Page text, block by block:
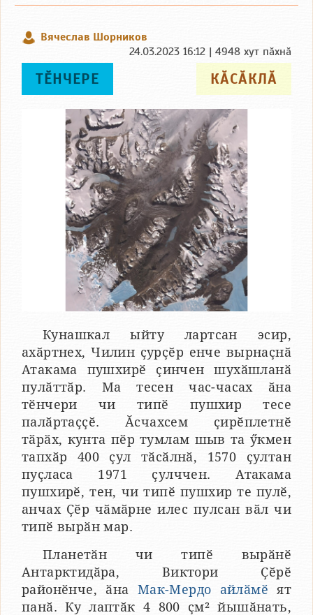
Вячеслав Шорников
24.03.2023 16:12 | 4948 хут пӑхнӑ
КӐСӐКЛӐ
ТӖНЧЕРЕ
Кунашкал ыйту лартсан эсир,
ахӑртнех, Чилин ҫурҫӗр енче вырнаҫнӑ
Атакама пушхирӗ ҫинчен шухӑшланӑ
пулӑттӑр. Ма тесен час-часах ӑна
тӗнчери чи типӗ пушхир тесе
палӑртаҫҫӗ. Ӑсчахсем ҫирӗплетнӗ
тӑрӑх, кунта пӗр тумлам шыв та ӳкмен
тапхӑр 400 ҫул тӑсӑлнӑ, 1570 ҫултан
пуҫласа 1971 ҫулччен. Атакама
пушхирӗ, тен, чи типӗ пушхир те пулӗ,
анчах Ҫӗр чӑмӑрне илес пулсан вӑл чи
типӗ вырӑн мар.
Планетӑн чи типӗ вырӑнӗ
Антарктидӑра, Виктори Ҫӗрӗ
районӗнче, ӑна Мак-Мердо айлӑмӗ ят
панӑ. Ку лаптӑк 4 800 ҫм² йышӑнать,